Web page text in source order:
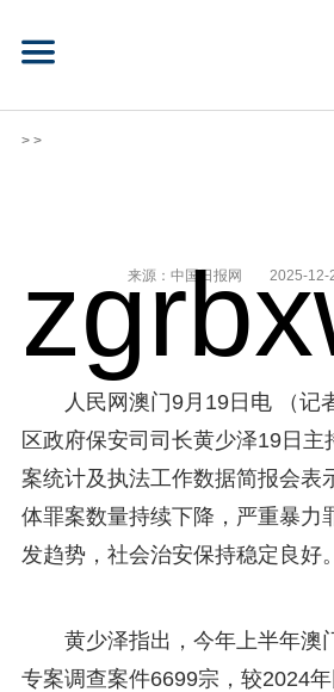
> >
来源：中国日报网 2025-12-
人民网澳门9月19日电 （记
区政府保安司司长黄少泽19日主
案统计及执法工作数据简报会表
体罪案数量持续下降，严重暴力
发趋势，社会治安保持稳定良好。
黄少泽指出，今年上半年澳
专案调查案件6699宗，较2024年